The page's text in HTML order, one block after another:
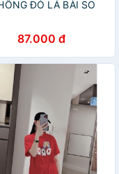
ĐỎ LÁ BÀI SO
87.000 đ